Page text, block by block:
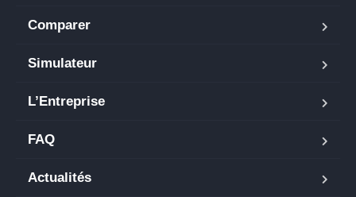
Comparer
Simulateur
L’Entreprise
FAQ
Actualités